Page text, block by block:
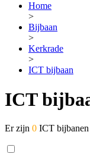
Home
>
Bijbaan
>
Kerkrade
>
ICT bijbaan
ICT
Er zijn 0 ICT